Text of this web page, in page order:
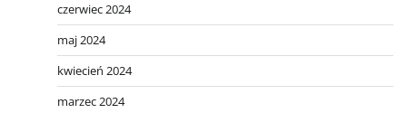
czerwiec 2024
maj 2024
kwiecień 2024
marzec 2024